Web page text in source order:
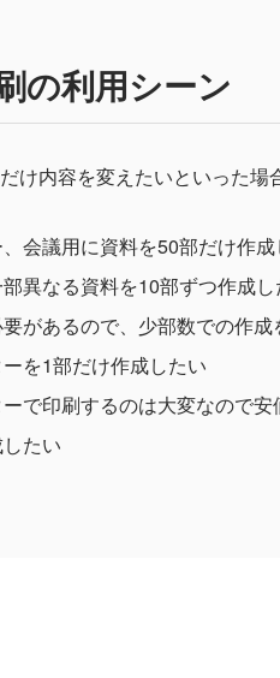
の利用シーン
け内容を変えたいといった
会議用に資料を50部だけ作成
異なる資料を10部ずつ作成し
があるので、少部数での作
を1部だけ作成したい
で印刷するのは大変なので安
たい